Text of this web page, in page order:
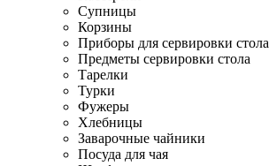
Супницы
Корзины
Приборы для сервировки стола
Предметы сервировки стола
Тарелки
Турки
Фужеры
Хлебницы
Заварочные чайники
Посуда для чая